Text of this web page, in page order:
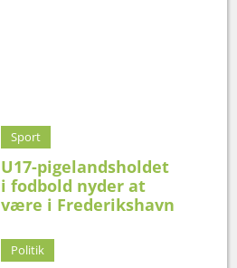
Sport
U17-pigelandsholdet
i fodbold nyder at
være i Frederikshavn
Politik